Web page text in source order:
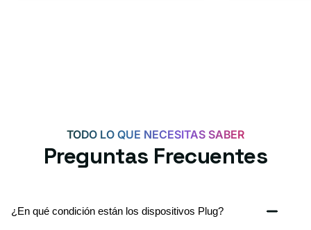
Android,
iPhone
15,
TODO LO QUE NECESITAS SABER
Preguntas Frecuentes
¿En qué condición están los dispositivos Plug?